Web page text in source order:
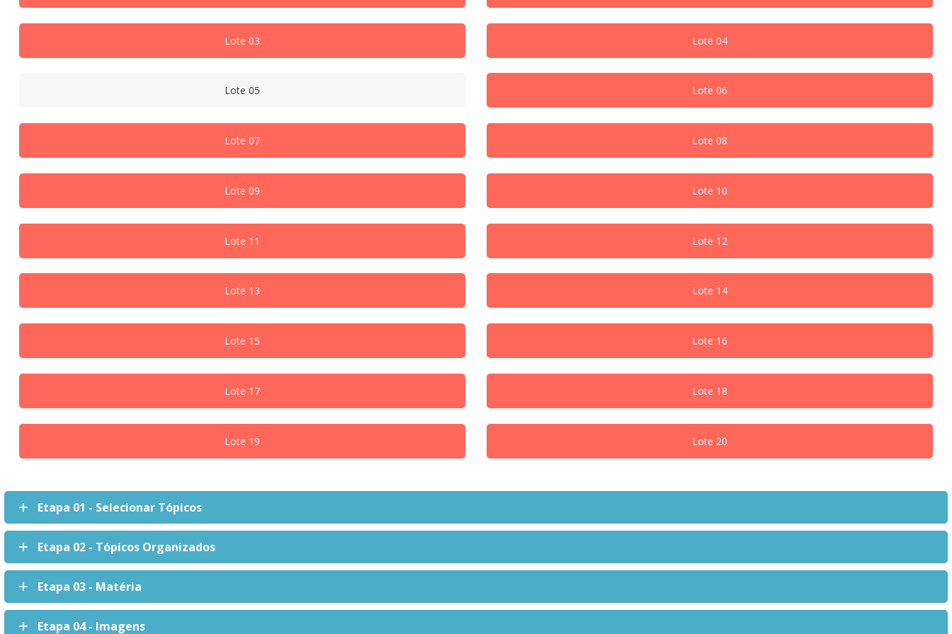
Lote 03 Lote 04
Lote 05 Lote 06
Lote 07 Lote 08
Lote 09 Lote 10
Lote 11 Lote 12
Lote 13 Lote 14
Lote 15 Lote 16
Lote 17 Lote 18
Lote 19 Lote 20
Etapa 01 - Selecionar Tópicos
Etapa 02 - Tópicos Organizados
Etapa 03 - Matéria
Etapa 04 - Imagens